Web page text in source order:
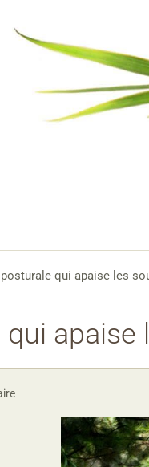
posturale qui apaise les
qui